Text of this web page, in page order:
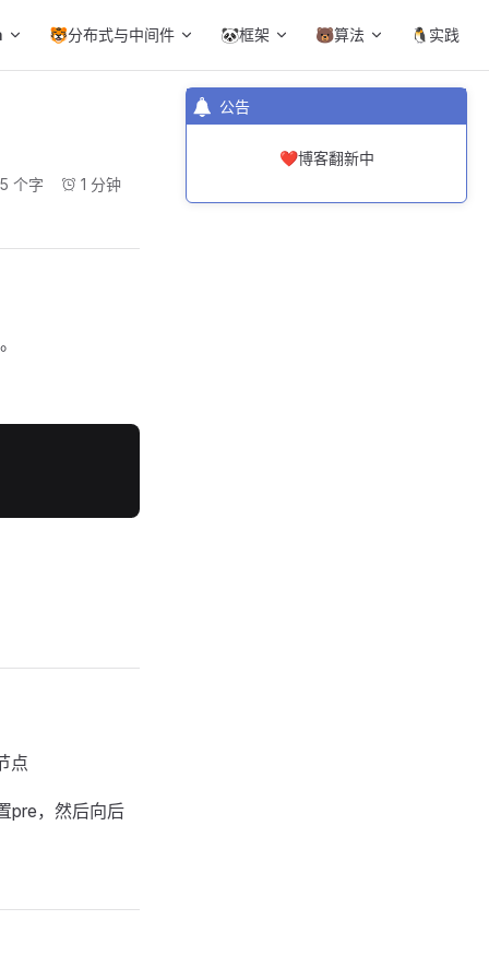
公告
❤️博客翻新中
🐯分布式与中间件 🐼框架 🐻算法 🐧实践
个字 1 分钟
点
pre，然后向后